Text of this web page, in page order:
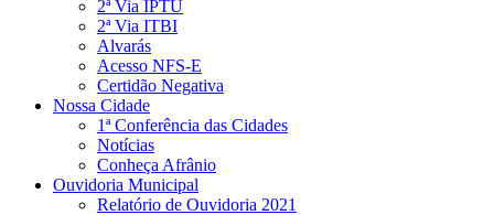
2ª Via IPTU
2ª Via ITBI
Alvarás
Acesso NFS-E
Certidão Negativa
Nossa Cidade
1ª Conferência das Cidades
Notícias
Conheça Afrânio
Ouvidoria Municipal
Relatório de Ouvidoria 2021